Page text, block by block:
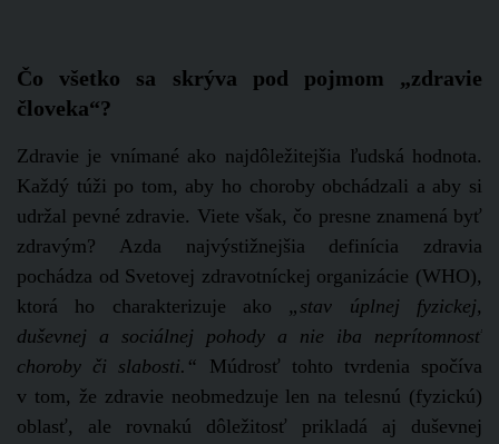
Čo všetko sa skrýva pod pojmom „zdravie
človeka“?
Zdravie je vnímané ako najdôležitejšia ľudská hodnota.
Každý túži po tom, aby ho choroby obchádzali a aby si
udržal pevné zdravie. Viete však, čo presne znamená byť
zdravým? Azda najvýstižnejšia definícia zdravia
pochádza od Svetovej zdravotníckej organizácie (WHO),
ktorá ho charakterizuje ako „stav úplnej fyzickej,
duševnej a sociálnej pohody a nie iba neprítomnosť
choroby či slabosti.“ Múdrosť tohto tvrdenia spočíva
v tom, že zdravie neobmedzuje len na telesnú (fyzickú)
oblasť, ale rovnakú dôležitosť prikladá aj duševnej